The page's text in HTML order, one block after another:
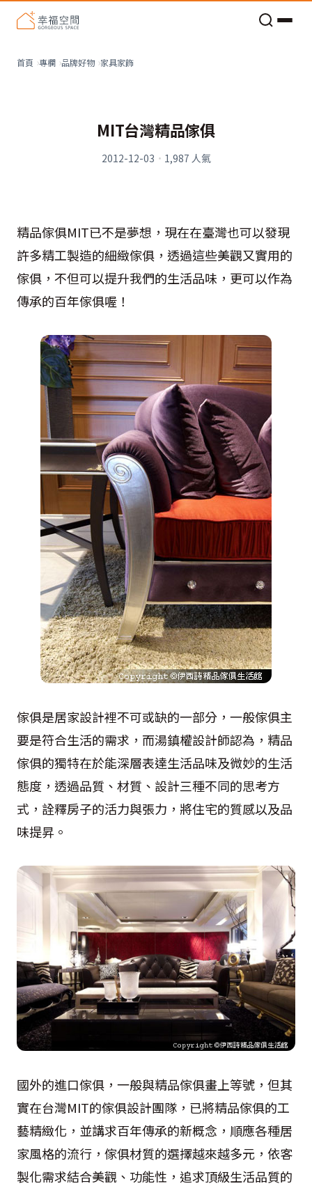
首頁 專欄 品牌好物 家具家飾
MIT台灣精品傢俱
2012-12-03 · 1,987 人氣
精品傢俱MIT已不是夢想，現在在臺灣也可以發現
許多精工製造的細緻傢俱，透過這些美觀又實用的
傢俱，不但可以提升我們的生活品味，更可以作為
傳承的百年傢俱喔！
傢俱是居家設計裡不可或缺的一部分，一般傢俱主
要是符合生活的需求，而湯鎮權設計師認為，精品
傢俱的獨特在於能深層表達生活品味及微妙的生活
態度，透過品質、材質、設計三種不同的思考方
式，詮釋房子的活力與張力，將住宅的質感以及品
味提昇。
國外的進口傢俱，一般與精品傢俱畫上等號，但其
實在台灣MIT的傢俱設計團隊，已將精品傢俱的工
藝精緻化，並講求百年傳承的新概念，順應各種居
家風格的流行，傢俱材質的選擇越來越多元，依客
製化需求結合美觀、功能性，追求頂級生活品質的